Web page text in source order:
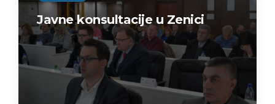
Javne konsultacije u Zenici